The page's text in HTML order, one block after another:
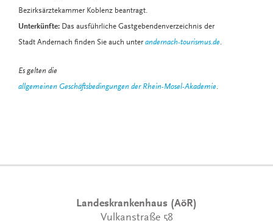
Bezirksärztekammer Koblenz beantragt.
Unterkünfte: Das ausführliche Gastgebendenverzeichnis der
Stadt Andernach finden Sie auch unterandernach-tourismus.de.
Es gelten die
allgemeinen Geschäftsbedingungen der Rhein-Mosel-Akademie.
Landeskrankenhaus (AöR)
Vulkanstraße 58